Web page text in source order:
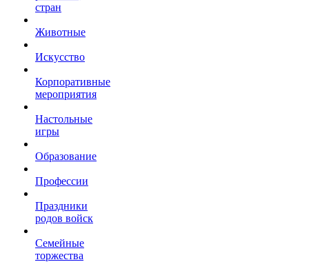
стран
Животные
Искусство
Корпоративные
мероприятия
Настольные
игры
Образование
Профессии
Праздники
родов войск
Семейные
торжества